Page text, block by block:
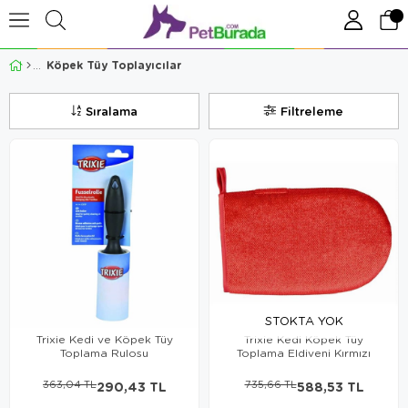
Köpek Tüy Toplayıcılar
Filtreleme
Sıralama
Trixie Kedi ve Köpek Tüy
Toplama Rulosu
290,43 TL
363,04 TL
STOKTA YOK
Trixie Kedi Köpek Tüy
Toplama Eldiveni Kırmızı
588,53 TL
735,66 TL